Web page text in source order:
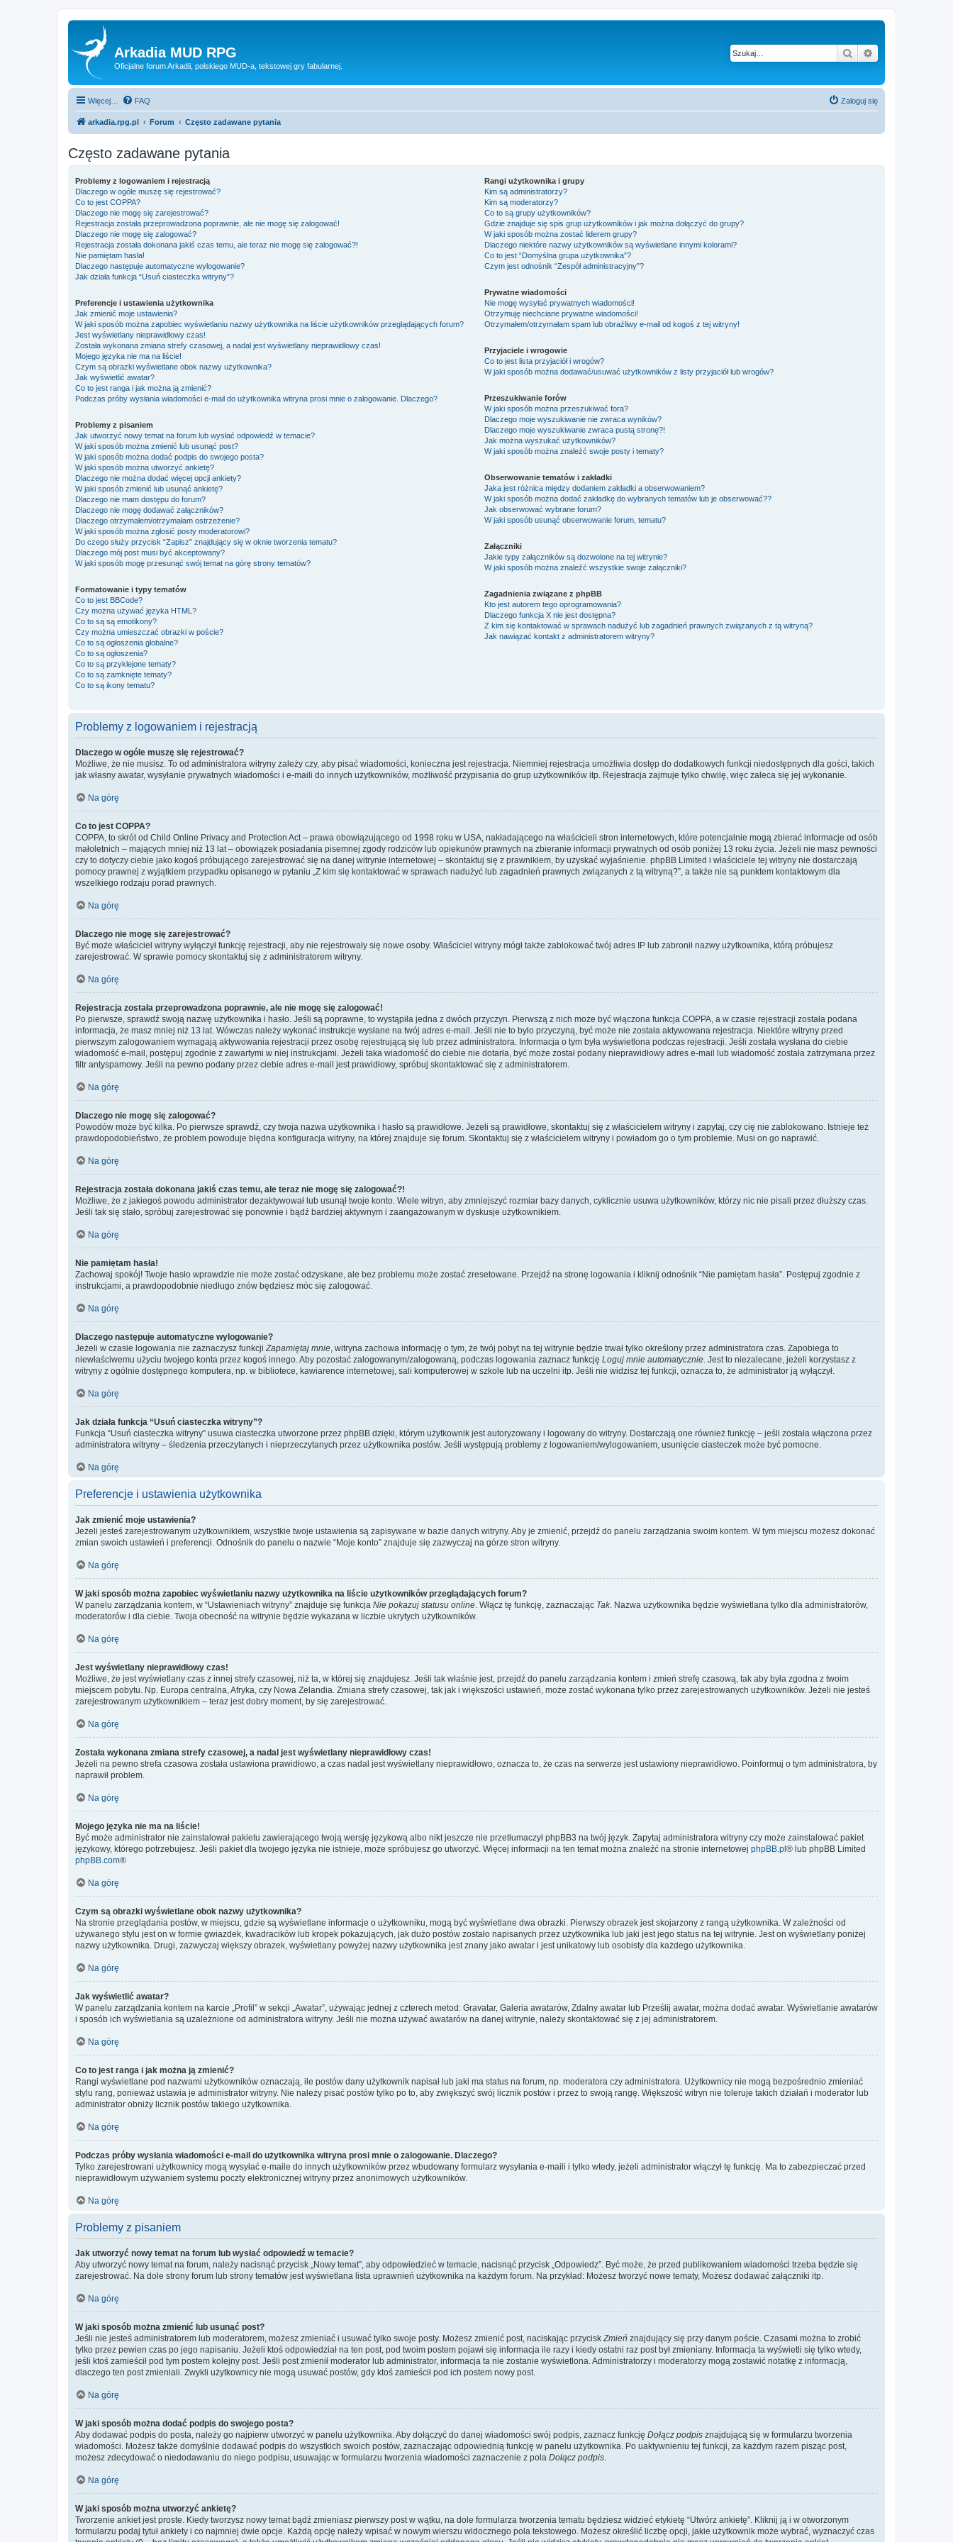
Arkadia MUD RPG
Oficjalne forum Arkadii, polskiego MUD-a, tekstowej gry fabularnej.
Szukaj
Więcej… FAQ Zaloguj się
arkadia.rpg.pl Forum Często zadawane pytania
Często zadawane pytania
Problemy z logowaniem i rejestracją
Dlaczego w ogóle muszę się rejestrować?
Co to jest COPPA?
Dlaczego nie mogę się zarejestrować?
Rejestracja została przeprowadzona poprawnie, ale nie mogę się zalogować!
Dlaczego nie mogę się zalogować?
Rejestracja została dokonana jakiś czas temu, ale teraz nie mogę się zalogować?!
Nie pamiętam hasła!
Dlaczego następuje automatyczne wylogowanie?
Jak działa funkcja “Usuń ciasteczka witryny”?
Preferencje i ustawienia użytkownika
Jak zmienić moje ustawienia?
W jaki sposób można zapobiec wyświetlaniu nazwy użytkownika na liście użytkowników przeglądających forum?
Jest wyświetlany nieprawidłowy czas!
Została wykonana zmiana strefy czasowej, a nadal jest wyświetlany nieprawidłowy czas!
Mojego języka nie ma na liście!
Czym są obrazki wyświetlane obok nazwy użytkownika?
Jak wyświetlić awatar?
Co to jest ranga i jak można ją zmienić?
Podczas próby wysłania wiadomości e-mail do użytkownika witryna prosi mnie o zalogowanie. Dlaczego?
Problemy z pisaniem
Jak utworzyć nowy temat na forum lub wysłać odpowiedź w temacie?
W jaki sposób można zmienić lub usunąć post?
W jaki sposób można dodać podpis do swojego posta?
W jaki sposób można utworzyć ankietę?
Dlaczego nie można dodać więcej opcji ankiety?
W jaki sposób zmienić lub usunąć ankietę?
Dlaczego nie mam dostępu do forum?
Dlaczego nie mogę dodawać załączników?
Dlaczego otrzymałem/otrzymałam ostrzeżenie?
W jaki sposób można zgłosić posty moderatorowi?
Do czego służy przycisk “Zapisz” znajdujący się w oknie tworzenia tematu?
Dlaczego mój post musi być akceptowany?
W jaki sposób mogę przesunąć swój temat na górę strony tematów?
Formatowanie i typy tematów
Co to jest BBCode?
Czy można używać języka HTML?
Co to są są emotikony?
Czy można umieszczać obrazki w poście?
Co to są ogłoszenia globalne?
Co to są ogłoszenia?
Co to są przyklejone tematy?
Co to są zamknięte tematy?
Co to są ikony tematu?
Rangi użytkownika i grupy
Kim są administratorzy?
Kim są moderatorzy?
Co to są grupy użytkowników?
Gdzie znajduje się spis grup użytkowników i jak można dołączyć do grupy?
W jaki sposób można zostać liderem grupy?
Dlaczego niektóre nazwy użytkowników są wyświetlane innymi kolorami?
Co to jest “Domyślna grupa użytkownika”?
Czym jest odnośnik “Zespół administracyjny”?
Prywatne wiadomości
Nie mogę wysyłać prywatnych wiadomości!
Otrzymuję niechciane prywatne wiadomości!
Otrzymałem/otrzymałam spam lub obraźliwy e-mail od kogoś z tej witryny!
Przyjaciele i wrogowie
Co to jest lista przyjaciół i wrogów?
W jaki sposób można dodawać/usuwać użytkowników z listy przyjaciół lub wrogów?
Przeszukiwanie forów
W jaki sposób można przeszukiwać fora?
Dlaczego moje wyszukiwanie nie zwraca wyników?
Dlaczego moje wyszukiwanie zwraca pustą stronę?!
Jak można wyszukać użytkowników?
W jaki sposób można znaleźć swoje posty i tematy?
Obserwowanie tematów i zakładki
Jaka jest różnica między dodaniem zakładki a obserwowaniem?
W jaki sposób można dodać zakładkę do wybranych tematów lub je obserwować??
Jak obserwować wybrane forum?
W jaki sposób usunąć obserwowanie forum, tematu?
Załączniki
Jakie typy załączników są dozwolone na tej witrynie?
W jaki sposób można znaleźć wszystkie swoje załączniki?
Zagadnienia związane z phpBB
Kto jest autorem tego oprogramowania?
Dlaczego funkcja X nie jest dostępna?
Z kim się kontaktować w sprawach nadużyć lub zagadnień prawnych związanych z tą witryną?
Jak nawiązać kontakt z administratorem witryny?
Problemy z logowaniem i rejestracją
Dlaczego w ogóle muszę się rejestrować?
Możliwe, że nie musisz. To od administratora witryny zależy czy, aby pisać wiadomości, konieczna jest rejestracja. Niemniej rejestracja umożliwia dostęp do dodatkowych funkcji niedostępnych dla gości, takich
jak własny awatar, wysyłanie prywatnych wiadomości i e-maili do innych użytkowników, możliwość przypisania do grup użytkowników itp. Rejestracja zajmuje tylko chwilę, więc zaleca się jej wykonanie.
Na górę
Co to jest COPPA?
COPPA, to skrót od Child Online Privacy and Protection Act – prawa obowiązującego od 1998 roku w USA, nakładającego na właścicieli stron internetowych, które potencjalnie mogą zbierać informacje od osób
małoletnich – mających mniej niż 13 lat – obowiązek posiadania pisemnej zgody rodziców lub opiekunów prawnych na zbieranie informacji prywatnych od osób poniżej 13 roku życia. Jeżeli nie masz pewności
czy to dotyczy ciebie jako kogoś próbującego zarejestrować się na danej witrynie internetowej – skontaktuj się z prawnikiem, by uzyskać wyjaśnienie. phpBB Limited i właściciele tej witryny nie dostarczają
pomocy prawnej z wyjątkiem przypadku opisanego w pytaniu „Z kim się kontaktować w sprawach nadużyć lub zagadnień prawnych związanych z tą witryną?”, a także nie są punktem kontaktowym dla
wszelkiego rodzaju porad prawnych.
Na górę
Dlaczego nie mogę się zarejestrować?
Być może właściciel witryny wyłączył funkcję rejestracji, aby nie rejestrowały się nowe osoby. Właściciel witryny mógł także zablokować twój adres IP lub zabronił nazwy użytkownika, którą próbujesz
zarejestrować. W sprawie pomocy skontaktuj się z administratorem witryny.
Na górę
Rejestracja została przeprowadzona poprawnie, ale nie mogę się zalogować!
Po pierwsze, sprawdź swoją nazwę użytkownika i hasło. Jeśli są poprawne, to wystąpiła jedna z dwóch przyczyn. Pierwszą z nich może być włączona funkcja COPPA, a w czasie rejestracji została podana
informacja, że masz mniej niż 13 lat. Wówczas należy wykonać instrukcje wysłane na twój adres e-mail. Jeśli nie to było przyczyną, być może nie została aktywowana rejestracja. Niektóre witryny przed
pierwszym zalogowaniem wymagają aktywowania rejestracji przez osobę rejestrującą się lub przez administratora. Informacja o tym była wyświetlona podczas rejestracji. Jeśli została wysłana do ciebie
wiadomość e-mail, postępuj zgodnie z zawartymi w niej instrukcjami. Jeżeli taka wiadomość do ciebie nie dotarła, być może został podany nieprawidłowy adres e-mail lub wiadomość została zatrzymana przez
filtr antyspamowy. Jeśli na pewno podany przez ciebie adres e-mail jest prawidłowy, spróbuj skontaktować się z administratorem.
Na górę
Dlaczego nie mogę się zalogować?
Powodów może być kilka. Po pierwsze sprawdź, czy twoja nazwa użytkownika i hasło są prawidłowe. Jeżeli są prawidłowe, skontaktuj się z właścicielem witryny i zapytaj, czy cię nie zablokowano. Istnieje też
prawdopodobieństwo, że problem powoduje błędna konfiguracja witryny, na której znajduje się forum. Skontaktuj się z właścicielem witryny i powiadom go o tym problemie. Musi on go naprawić.
Na górę
Rejestracja została dokonana jakiś czas temu, ale teraz nie mogę się zalogować?!
Możliwe, że z jakiegoś powodu administrator dezaktywował lub usunął twoje konto. Wiele witryn, aby zmniejszyć rozmiar bazy danych, cyklicznie usuwa użytkowników, którzy nic nie pisali przez dłuższy czas.
Jeśli tak się stało, spróbuj zarejestrować się ponownie i bądź bardziej aktywnym i zaangażowanym w dyskusje użytkownikiem.
Na górę
Nie pamiętam hasła!
Zachowaj spokój! Twoje hasło wprawdzie nie może zostać odzyskane, ale bez problemu może zostać zresetowane. Przejdź na stronę logowania i kliknij odnośnik “Nie pamiętam hasła”. Postępuj zgodnie z
instrukcjami, a prawdopodobnie niedługo znów będziesz móc się zalogować.
Na górę
Dlaczego następuje automatyczne wylogowanie?
Jeżeli w czasie logowania nie zaznaczysz funkcjiZapamiętaj mnie, witryna zachowa informację o tym, że twój pobyt na tej witrynie będzie trwał tylko określony przez administratora czas. Zapobiega to
niewłaściwemu użyciu twojego konta przez kogoś innego. Aby pozostać zalogowanym/zalogowaną, podczas logowania zaznacz funkcję Loguj mnie automatycznie. Jest to niezalecane, jeżeli korzystasz z
witryny z ogólnie dostępnego komputera, np. w bibliotece, kawiarence internetowej, sali komputerowej w szkole lub na uczelni itp. Jeśli nie widzisz tej funkcji, oznacza to, że administrator ją wyłączył.
Na górę
Jak działa funkcja “Usuń ciasteczka witryny”?
Funkcja “Usuń ciasteczka witryny” usuwa ciasteczka utworzone przez phpBB dzięki, którym użytkownik jest autoryzowany i logowany do witryny. Dostarczają one również funkcję – jeśli została włączona przez
administratora witryny – śledzenia przeczytanych i nieprzeczytanych przez użytkownika postów. Jeśli występują problemy z logowaniem/wylogowaniem, usunięcie ciasteczek może być pomocne.
Na górę
Preferencje i ustawienia użytkownika
Jak zmienić moje ustawienia?
Jeżeli jesteś zarejestrowanym użytkownikiem, wszystkie twoje ustawienia są zapisywane w bazie danych witryny. Aby je zmienić, przejdź do panelu zarządzania swoim kontem. W tym miejscu możesz dokonać
zmian swoich ustawień i preferencji. Odnośnik do panelu o nazwie “Moje konto” znajduje się zazwyczaj na górze stron witryny.
Na górę
W jaki sposób można zapobiec wyświetlaniu nazwy użytkownika na liście użytkowników przeglądających forum?
W panelu zarządzania kontem, w “Ustawieniach witryny” znajduje się funkcja Nie pokazuj statusu online. Włącz tę funkcję, zaznaczając Tak. Nazwa użytkownika będzie wyświetlana tylko dla administratorów,
moderatorów i dla ciebie. Twoja obecność na witrynie będzie wykazana w liczbie ukrytych użytkowników.
Na górę
Jest wyświetlany nieprawidłowy czas!
Możliwe, że jest wyświetlany czas z innej strefy czasowej, niż ta, w której się znajdujesz. Jeśli tak właśnie jest, przejdź do panelu zarządzania kontem i zmień strefę czasową, tak aby była zgodna z twoim
miejscem pobytu. Np. Europa centralna, Afryka, czy Nowa Zelandia. Zmiana strefy czasowej, tak jak i większości ustawień, może zostać wykonana tylko przez zarejestrowanych użytkowników. Jeżeli nie jesteś
zarejestrowanym użytkownikiem – teraz jest dobry moment, by się zarejestrować.
Na górę
Została wykonana zmiana strefy czasowej, a nadal jest wyświetlany nieprawidłowy czas!
Jeżeli na pewno strefa czasowa została ustawiona prawidłowo, a czas nadal jest wyświetlany nieprawidłowo, oznacza to, że czas na serwerze jest ustawiony nieprawidłowo. Poinformuj o tym administratora, by
naprawił problem.
Na górę
Mojego języka nie ma na liście!
Być może administrator nie zainstalował pakietu zawierającego twoją wersję językową albo nikt jeszcze nie przetłumaczył phpBB3 na twój język. Zapytaj administratora witryny czy może zainstalować pakiet
językowy, którego potrzebujesz. Jeśli pakiet dla twojego języka nie istnieje, może spróbujesz go utworzyć. Więcej informacji na ten temat można znaleźć na stronie internetowej phpBB.pl ® lub phpBB Limited
phpBB.com®
Na górę
Czym są obrazki wyświetlane obok nazwy użytkownika?
Na stronie przeglądania postów, w miejscu, gdzie są wyświetlane informacje o użytkowniku, mogą być wyświetlane dwa obrazki. Pierwszy obrazek jest skojarzony z rangą użytkownika. W zależności od
używanego stylu jest on w formie gwiazdek, kwadracików lub kropek pokazujących, jak dużo postów zostało napisanych przez użytkownika lub jaki jest jego status na tej witrynie. Jest on wyświetlany poniżej
nazwy użytkownika. Drugi, zazwyczaj większy obrazek, wyświetlany powyżej nazwy użytkownika jest znany jako awatar i jest unikatowy lub osobisty dla każdego użytkownika.
Na górę
Jak wyświetlić awatar?
W panelu zarządzania kontem na karcie „Profil” w sekcji „Awatar”, używając jednej z czterech metod: Gravatar, Galeria awatarów, Zdalny awatar lub Prześlij awatar, można dodać awatar. Wyświetlanie awatarów
i sposób ich wyświetlania są uzależnione od administratora witryny. Jeśli nie można używać awatarów na danej witrynie, należy skontaktować się z jej administratorem.
Na górę
Co to jest ranga i jak można ją zmienić?
Rangi wyświetlane pod nazwami użytkowników oznaczają, ile postów dany użytkownik napisał lub jaki ma status na forum, np. moderatora czy administratora. Użytkownicy nie mogą bezpośrednio zmieniać
stylu rang, ponieważ ustawia je administrator witryny. Nie należy pisać postów tylko po to, aby zwiększyć swój licznik postów i przez to swoją rangę. Większość witryn nie toleruje takich działań i moderator lub
administrator obniży licznik postów takiego użytkownika.
Na górę
Podczas próby wysłania wiadomości e-mail do użytkownika witryna prosi mnie o zalogowanie. Dlaczego?
Tylko zarejestrowani użytkownicy mogą wysyłać e-maile do innych użytkowników przez wbudowany formularz wysyłania e-maili i tylko wtedy, jeżeli administrator włączył tę funkcję. Ma to zabezpieczać przed
nieprawidłowym używaniem systemu poczty elektronicznej witryny przez anonimowych użytkowników.
Na górę
Problemy z pisaniem
Jak utworzyć nowy temat na forum lub wysłać odpowiedź w temacie?
Aby utworzyć nowy temat na forum, należy nacisnąć przycisk „Nowy temat”, aby odpowiedzieć w temacie, nacisnąć przycisk „Odpowiedz”. Być może, że przed publikowaniem wiadomości trzeba będzie się
zarejestrować. Na dole strony forum lub strony tematów jest wyświetlana lista uprawnień użytkownika na każdym forum. Na przykład: Możesz tworzyć nowe tematy, Możesz dodawać załączniki itp.
Na górę
W jaki sposób można zmienić lub usunąć post?
Jeśli nie jesteś administratorem lub moderatorem, możesz zmieniać i usuwać tylko swoje posty. Możesz zmienić post, naciskając przyciskZmień znajdujący się przy danym poście. Czasami można to zrobić
tylko przez pewien czas po jego napisaniu. Jeżeli ktoś odpowiedział na ten post, pod twoim postem pojawi się informacja ile razy i kiedy ostatni raz post był zmieniany. Informacja ta wyświetli się tylko wtedy,
jeśli ktoś zamieścił pod tym postem kolejny post. Jeśli post zmienił moderator lub administrator, informacja ta nie zostanie wyświetlona. Administratorzy i moderatorzy mogą zostawić notatkę z informacją,
dlaczego ten post zmieniali. Zwykli użytkownicy nie mogą usuwać postów, gdy ktoś zamieścił pod ich postem nowy post.
Na górę
W jaki sposób można dodać podpis do swojego posta?
Aby dodawać podpis do posta, należy go najpierw utworzyć w panelu użytkownika. Aby dołączyć do danej wiadomości swój podpis, zaznacz funkcję Dołącz podpis znajdującą się w formularzu tworzenia
wiadomości. Możesz także domyślnie dodawać podpis do wszystkich swoich postów, zaznaczając odpowiednią funkcję w panelu użytkownika. Po uaktywnieniu tej funkcji, za każdym razem pisząc post,
możesz zdecydować o niedodawaniu do niego podpisu, usuwając w formularzu tworzenia wiadomości zaznaczenie z pola Dołącz podpis.
Na górę
W jaki sposób można utworzyć ankietę?
Tworzenie ankiet jest proste. Kiedy tworzysz nowy temat bądź zmieniasz pierwszy post w wątku, na dole formularza tworzenia tematu będziesz widzieć etykietę “Utwórz ankietę”. Kliknij ją i w otworzonym
formularzu podaj tytuł ankiety i co najmniej dwie opcje. Każdą opcję należy wpisać w nowym wierszu widocznego pola tekstowego. Możesz określić liczbę opcji, jakie użytkownik może wybrać, wyznaczyć czas